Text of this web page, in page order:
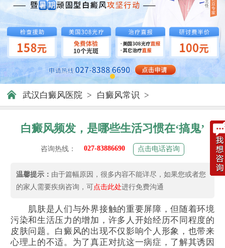
武汉白癜风医院 > 白癜风常识 >
白癜风频发，是哪些生活习惯在‘搞鬼’
咨询热线： 027-83886690 点击电话咨询
温馨提示： 由于篇幅原因，很多内容不能详尽，如果您或者您
的家人需要疾病咨询，可点击此处进行免费沟通
肌肤是人们与外界接触的重要屏障，但随着环境
污染和生活压力的增加，许多人开始经历不同程度的
皮肤问题。白癜风的出现不仅影响个人形象，也带来
心理上的不适。为了真正对抗这一病症，了解其诱因